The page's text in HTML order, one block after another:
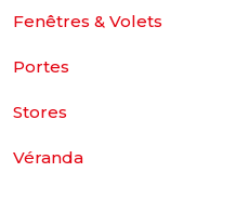
Fenêtres & Volets
Portes
Stores
Véranda